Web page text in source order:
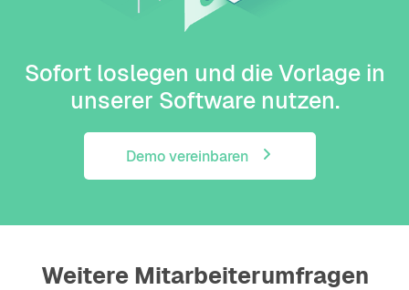
Sofort loslegen und die Vorlage in
unserer Software nutzen.
Demo vereinbaren
Weitere Mitarbeiterumfragen